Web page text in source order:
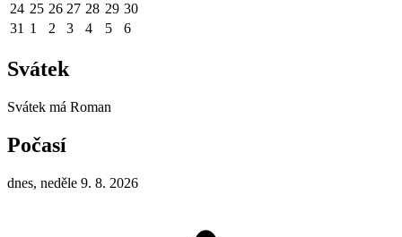
24 25 26 27 28 29 30
31 1 2 3 4 5 6
Svátek
Svátek má Roman
Počasí
dnes, neděle 9. 8. 2026